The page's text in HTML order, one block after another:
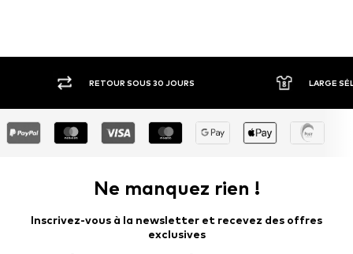
SOUS 30 JOURS LARGE SÉLECTION DE MARQUES
Ne manquez rien !
Inscrivez-vous à la newsletter et recevez des offres
exclusives